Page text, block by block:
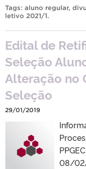
Tags: aluno regular,
letivo 2021/1.
Edital de
Seleção
Alteração no
Seleção
29/01/2019
08/